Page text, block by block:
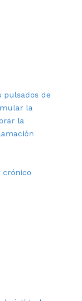
pulsados de
la
la
crónico